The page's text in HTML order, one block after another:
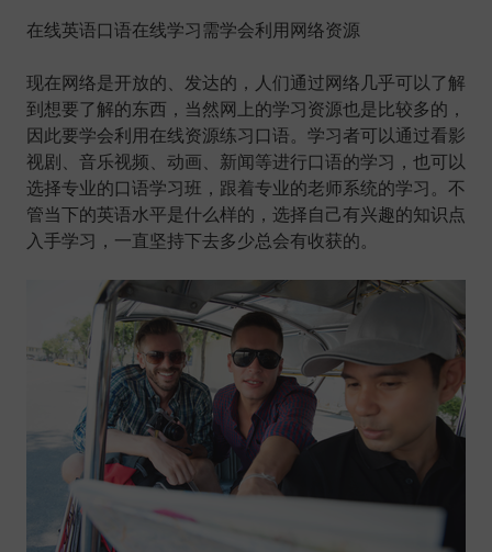
在线英语口语在线学习需学会利用网络资源
现在网络是开放的、发达的，人们通过网络几乎可以了解
到想要了解的东西，当然网上的学习资源也是比较多的，
因此要学会利用在线资源练习口语。学习者可以通过看影
视剧、音乐视频、动画、新闻等进行口语的学习，也可以
选择专业的口语学习班，跟着专业的老师系统的学习。不
管当下的英语水平是什么样的，选择自己有兴趣的知识点
入手学习，一直坚持下去多少总会有收获的。